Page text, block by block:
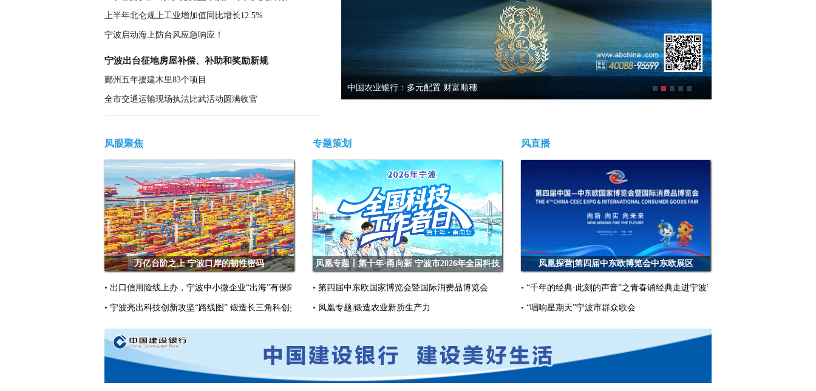
上半年北仑规上工业增加值同比增长12.5%
宁波启动海上防台风应急响应！
宁波出台征地房屋补偿、补助和奖励新规
鄞州五年援建木里83个项目
全市交通运输现场执法比武活动圆满收官
中国农业银行：多元配置 财富顺穗
凤眼聚焦
万亿台阶之上 宁波口岸的韧性密码
• 出口信用险线上办，宁波中小微企业“出海”有保障
• 宁波亮出科技创新攻坚“路线图” 锻造长三角科创关键支点
专题策划
凤凰专题丨第十年·甬向新 宁波市2026年全国科技
• 第四届中东欧国家博览会暨国际消费品博览会
• 凤凰专题|锻造农业新质生产力
风直播
凤凰探营|第四届中东欧博览会中东欧展区
• “千年的经典·此刻的声音”之青春诵经典走进宁波诺丁汉大学
• “唱响星期天”宁波市群众歌会